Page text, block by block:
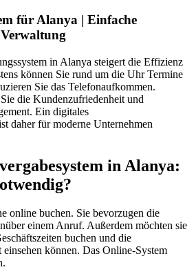
für Alanya | Einfache
in Alanya steigert die Effizienz
können Sie rund um die Uhr Termine
Sie das Telefonaufkommen.
die Kundenzufriedenheit und
Ein digitales
daher für moderne Unternehmen
in Alanya:
online buchen. Sie bevorzugen die
einem Anruf. Außerdem möchten sie
buchen und die
können. Das Online-System